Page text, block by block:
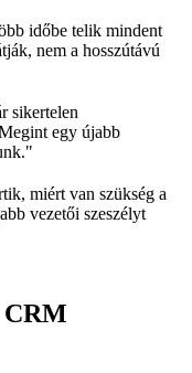
időbe telik mindent
nem a hosszútávú
sikertelen
egy újabb
miért van szükség a
vezetői szeszélyt
CRM